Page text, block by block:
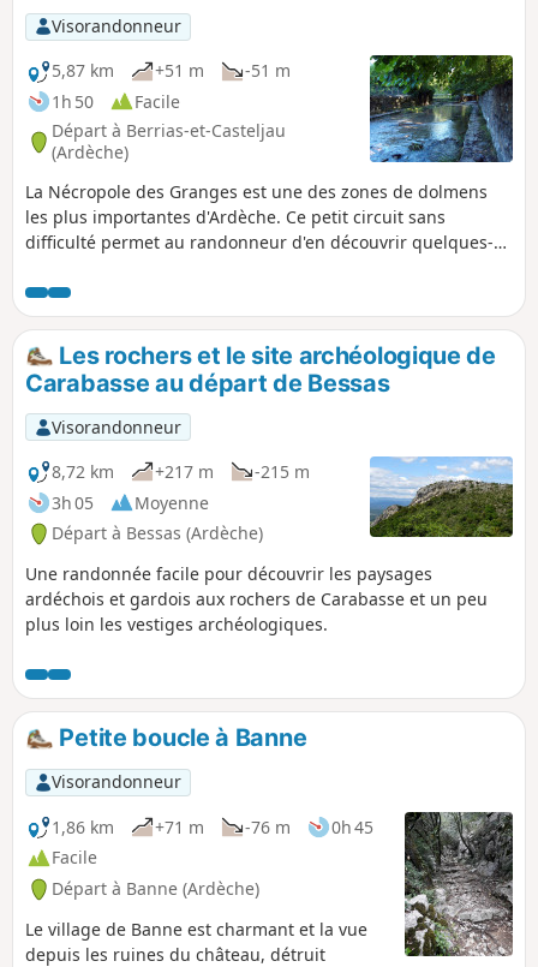
Visorandonneur
5,87 km
+51 m
-51 m
1h 50
Facile
Départ à Berrias-et-Casteljau
(Ardèche)
La Nécropole des Granges est une des zones de dolmens
les plus importantes d'Ardèche. Ce petit circuit sans
difficulté permet au randonneur d'en découvrir quelques-
les cours d'eau des replats calcaires de la basse Ardèche.
Les rochers et le site archéologique de
Carabasse au départ de Bessas
Visorandonneur
8,72 km
+217 m
-215 m
3h 05
Moyenne
Départ à Bessas (Ardèche)
Une randonnée facile pour découvrir les paysages
ardéchois et gardois aux rochers de Carabasse et un peu
plus loin les vestiges archéologiques.
Petite boucle à Banne
Visorandonneur
1,86 km
+71 m -76 m
0h 45
Facile
Départ à Banne (Ardèche)
Le village de Banne est charmant et la vue
depuis les ruines du château, détruit